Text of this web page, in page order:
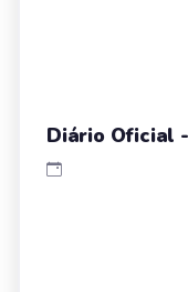
Diário Oficial